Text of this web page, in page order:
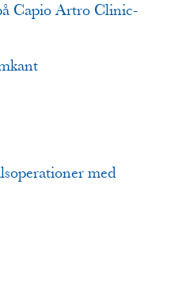
Capio Artro Clinic-
med